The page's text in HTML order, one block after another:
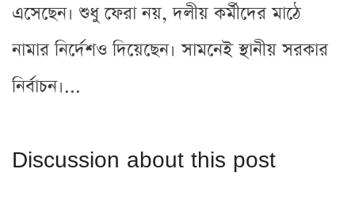
এসেছেন। শুধু ফেরা নয়, দলীয় কর্মীদের মাঠে
নামার নির্দেশও দিয়েছেন। সামনেই স্থানীয় সরকার
নির্বাচন।...
Discussion about this post